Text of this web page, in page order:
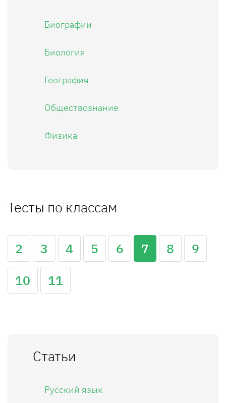
Биографии
Биология
География
Обществознание
Физика
Тесты по классам
2 3 4 5 6 7 8
9
10
11
Статьи
Русский язык